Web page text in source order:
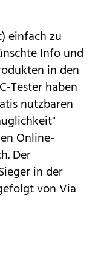
einfach zu
Info und
in den
Tester haben
nutzbaren
Online-
Der
in der
von Via